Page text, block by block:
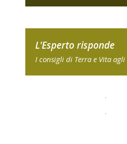
L'Esperto risponde
I consigli di Terra e Vita